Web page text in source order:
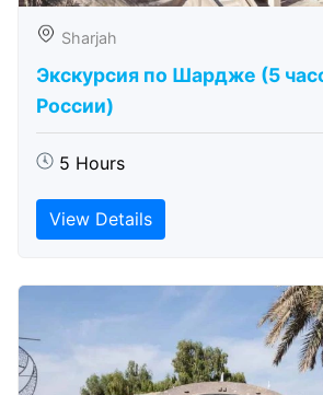
Sharjah
Экскурсия по Шардже (5
России)
5 Hours
View Details